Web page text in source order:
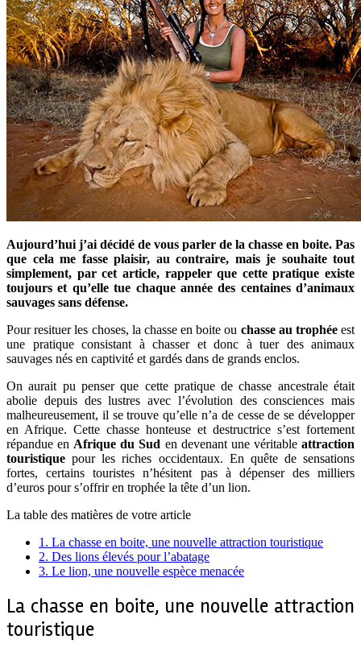
Aujourd’hui j’ai décidé de vous parler de la chasse en boite. Pas
que cela me fasse plaisir, au contraire, mais je souhaite tout
simplement, par cet article, rappeler que cette pratique existe
toujours et qu’elle tue chaque année des centaines d’animaux
sauvages sans défense.
Pour resituer les choses, la chasse en boite ou chasse au trophéeest
une pratique consistant à chasser et donc à tuer des animaux
sauvages nés en captivité et gardés dans de grands enclos.
On aurait pu penser que cette pratique de chasse ancestrale était
abolie depuis des lustres avec l’évolution des consciences mais
malheureusement, il se trouve qu’elle n’a de cesse de se développer
en Afrique. Cette chasse honteuse et destructrice s’est fortement
répandue en Afrique du Sud en devenant une véritableattraction
touristique pour les riches occidentaux. En quête de sensations
fortes, certains touristes n’hésitent pas à dépenser des milliers
d’euros pour s’offrir en trophée la tête d’un lion.
La table des matières de votre article
1. La chasse en boite, une nouvelle attraction touristique
2. Des lions élevés pour l’abatage
3. Le lion, une nouvelle espèce menacée
La chasse en boite, une nouvelle attraction
touristique